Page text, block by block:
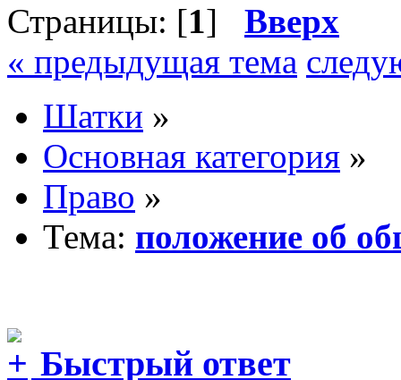
Страницы: [1] Вверх
« предыдущая тема
Шатки »
Основная категория »
Право »
Тема: положение об
Быстрый ответ